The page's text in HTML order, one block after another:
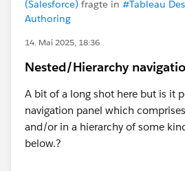
(Salesforce) fragte in #Tableau
Authoring
14. Mai 2025, 18:36
Nested/Hierarchy
A bit of a long shot here but is it
navigation panel which
and/or in a hierarchy of some
below.?